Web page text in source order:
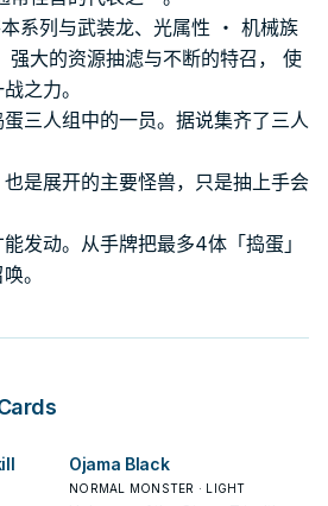
系列与武装龙、光属性 ・ 机械族
强大的资源抽滤与不断的特召， 使
之力。
三人组中的一员。据说集齐了三人
是展开的主要怪兽，只是抽上手会
发动。从手牌把最多4体「捣蛋」
。
Ojama Black
NORMAL MONSTER · LIGHT